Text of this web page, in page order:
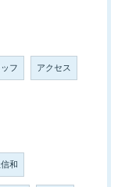
フ アクセス
和